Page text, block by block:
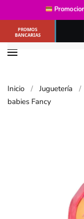
Ir al contenido
Inicio Juguetería
babies Fancy